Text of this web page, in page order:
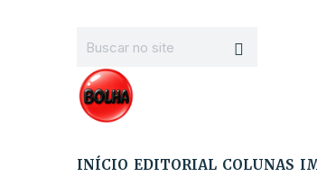
INÍCIO EDITORIAL COLUNAS